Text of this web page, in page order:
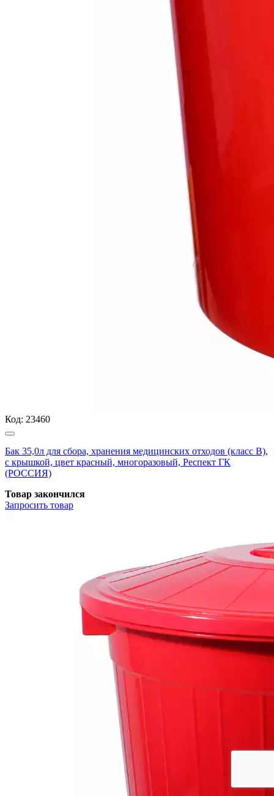
Код: 23460
Бак 35,0л для сбора, хранения медицинских отходов (класс В),
с крышкой, цвет красный, многоразовый, Респект ГК
(РОССИЯ)
Товар закончился
Запросить товар